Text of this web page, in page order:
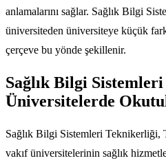
anlamalarını sağlar. Sağlık Bilgi
üniversiteden üniversiteye küçük
çerçeve bu yönde şekillenir.
Sağlık Bilgi
Üniversitelerde
Sağlık Bilgi Sistemleri Teknikerliği,
vakıf üniversitelerinin sağlık